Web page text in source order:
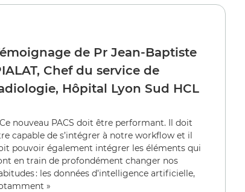
de Pr Jean-Baptiste
Chef du service de
Hôpital Lyon Sud HCL
nouveau PACS doit être performant. Il doit
capable de s’intégrer à notre workflow et il
pouvoir également intégrer les éléments qui
en train de profondément changer nos
: les données d’intelligence artificielle,
»